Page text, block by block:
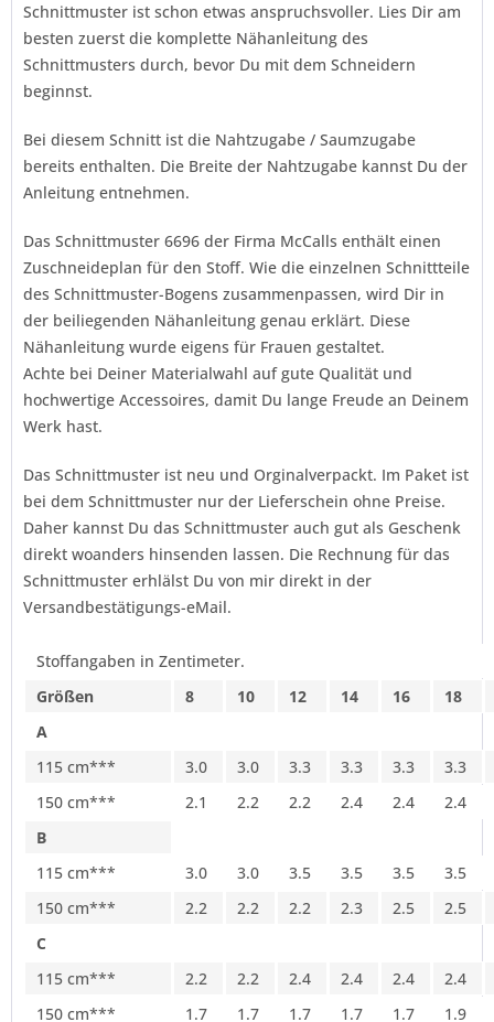
Schnittmuster ist schon etwas anspruchsvoller. Lies Dir am
besten zuerst die komplette Nähanleitung des
Schnittmusters durch, bevor Du mit dem Schneidern
beginnst.
Bei diesem Schnitt ist die Nahtzugabe / Saumzugabe
bereits enthalten. Die Breite der Nahtzugabe kannst Du der
Anleitung entnehmen.
Das Schnittmuster 6696 der Firma McCalls enthält einen
Zuschneideplan für den Stoff. Wie die einzelnen Schnittteile
des Schnittmuster-Bogens zusammenpassen, wird Dir in
der beiliegenden Nähanleitung genau erklärt. Diese
Nähanleitung wurde eigens für Frauen gestaltet.
Achte bei Deiner Materialwahl auf gute Qualität und
hochwertige Accessoires, damit Du lange Freude an Deinem
Werk hast.
Das Schnittmuster ist neu und Orginalverpackt. Im Paket ist
bei dem Schnittmuster nur der Lieferschein ohne Preise.
Daher kannst Du das Schnittmuster auch gut als Geschenk
direkt woanders hinsenden lassen. Die Rechnung für das
Schnittmuster erhlälst Du von mir direkt in der
Versandbestätigungs-eMail.
Stoffangaben in Zentimeter.
Größen
8 10 12 14 16
18
A
115 cm***
3.0 3.0 3.3 3.3 3.3
3.3
150 cm***
2.1 2.2 2.2 2.4 2.4
2.4
B
115 cm***
3.0 3.0 3.5 3.5 3.5
3.5
150 cm***
2.2 2.2 2.2 2.3 2.5
2.5
C
115 cm***
2.2 2.2 2.4 2.4 2.4
2.4
150 cm***
1.7 1.7 1.7 1.7 1.7 1.9